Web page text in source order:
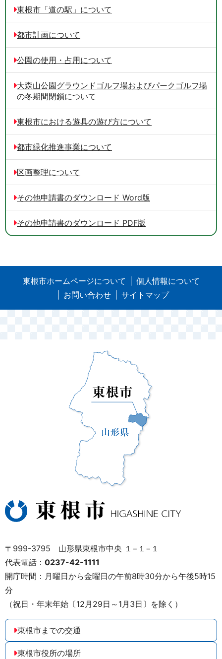
東根市「道の駅」について
都市計画について
公園の使用・占用について
大森山公園グラウンドゴルフ場およびパークゴルフ場
の冬期間閉鎖について
東根市における遊具の遊び方について
都市緑化推進事業について
区画整理について
その他申請書のダウンロード Word版
その他申請書のダウンロード PDF版
東根市ホームページについて
個人情報について
お問い合わせ
サイトマップ
〒999-3795 山形県東根市中央 １−１−１
代表電話： 0237-42-1111
開庁時間：月曜日から金曜日の午前8時30分から午後5時15
分
（祝日・年末年始〔12月29日～1月3日〕を除く）
東根市までの交通
東根市役所の場所